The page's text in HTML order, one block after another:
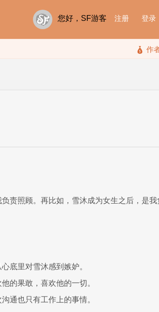
您好，SF游客 注册 登录
 作
责照顾。再比如，雪沐成为女生之后，是我
底里对雪沐感到嫉妒。
的果敢，喜欢他的一切。
通也只有工作上的事情。